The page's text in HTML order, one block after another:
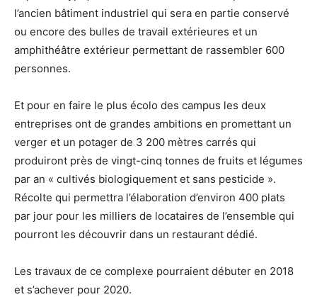
l’ancien bâtiment industriel qui sera en partie conservé
ou encore des bulles de travail extérieures et un
amphithéâtre extérieur permettant de rassembler 600
personnes.
Et pour en faire le plus écolo des campus les deux
entreprises ont de grandes ambitions en promettant un
verger et un potager de 3 200 mètres carrés qui
produiront près de vingt-cinq tonnes de fruits et légumes
par an « cultivés biologiquement et sans pesticide ».
Récolte qui permettra l’élaboration d’environ 400 plats
par jour pour les milliers de locataires de l’ensemble qui
pourront les découvrir dans un restaurant dédié.
Les travaux de ce complexe pourraient débuter en 2018
et s’achever pour 2020.